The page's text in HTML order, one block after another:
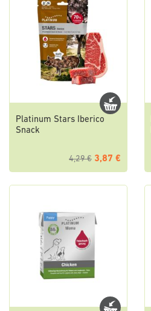
Platinum Stars Iberico
Snack
4,29 € 3,87 €